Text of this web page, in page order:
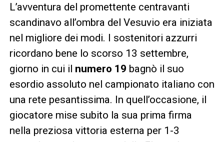
L’avventura del promettente centravanti
scandinavo all’ombra del Vesuvio era iniziata
nel migliore dei modi. I sostenitori azzurri
ricordano bene lo scorso 13 settembre,
giorno in cui il numero 19 bagnò il suo
esordio assoluto nel campionato italiano con
una rete pesantissima. In quell’occasione, il
giocatore mise subito la sua prima firma
nella preziosa vittoria esterna per 1-3